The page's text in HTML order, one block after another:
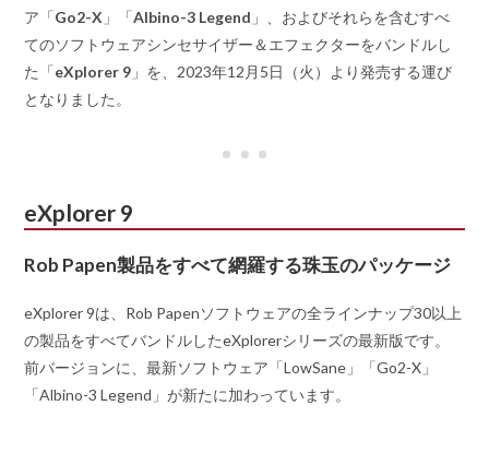
ア「Go2-X 」「Albino-3 Legend 」、およびそれらを含むすべ
てのソフトウェアシンセサイザー＆エフェクターをバンドルし
た「eXplorer 9 」を、2023年12月5日（火）より発売する運び
となりました。
eXplorer 9
Rob Papen製品をすべて網羅する珠玉のパッケージ
eXplorer 9は、Rob Papenソフトウェアの全ラインナップ30以上
の製品をすべてバンドルしたeXplorerシリーズの最新版です。
前バージョンに、最新ソフトウェア「LowSane」「Go2-X」
「Albino-3 Legend」が新たに加わっています。